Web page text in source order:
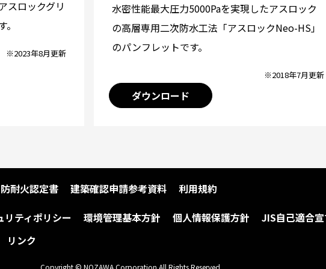
スロックグリ
※2023年8月更新
水密性能最大圧力5000Paを実現したアスロック
の高層専用二次防水工法「アスロックNeo-HS」
のパンフレットです。
※2018年7月更新
ダウンロード
防耐火認定書 建築確認申請参考資料
利用規約
リティポリシー 環境管理基本方針 個人情報保護方針
JIS自己適合
リンク
Copyright © NOZAWA Corporation All Rights Reserved.